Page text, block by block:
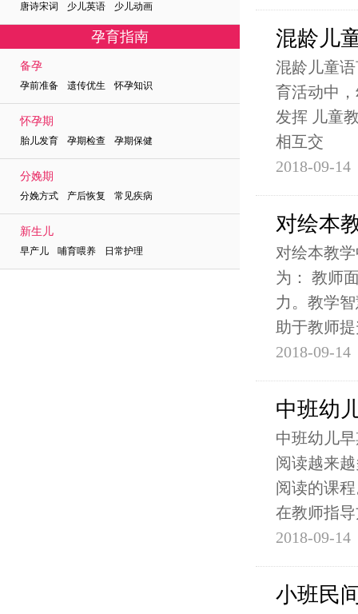
唐诗宋词 少儿英语 少儿动画
孕育指南
备孕
孕前准备 遗传优生 怀孕知识
怀孕期
胎儿发育 孕期检查 孕期保健
分娩期
分娩方式 产后恢复 常见疾病
新生儿
早产儿 哺育喂养 日常护理
混龄儿
混龄儿童
育活动中
发挥 儿童
相互交
2018-09-14
对绘本
对绘本教
为： 教师
力。教学
助于教师
2018-09-14
中班幼
中班幼儿
阅读越来
阅读的课
在教师指
2018-09-14
小班民